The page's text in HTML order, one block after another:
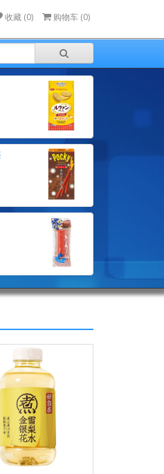
收藏 (0) 购物车 (0)